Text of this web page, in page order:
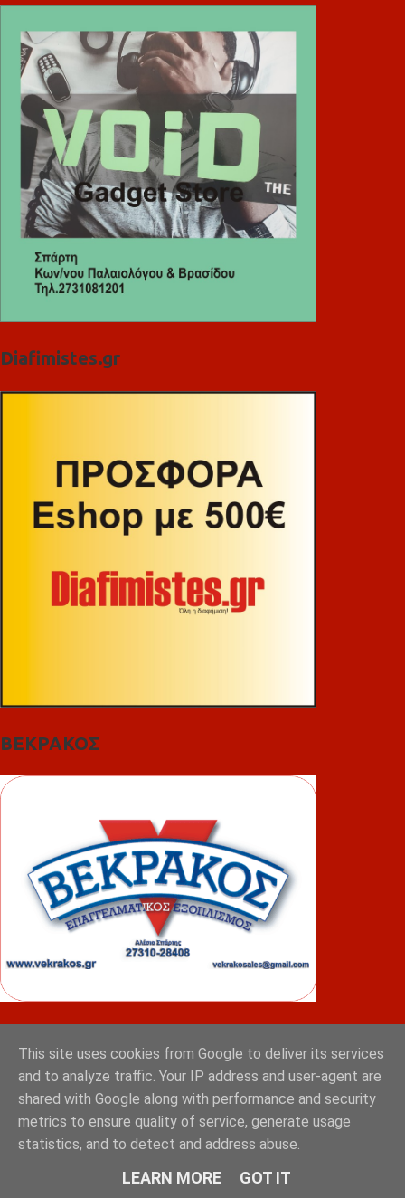
Diafimistes.gr
ΒΕΚΡΑΚΟΣ
This site uses cookies from Google to deliver its services
and to analyze traffic. Your IP address and user-agent are
shared with Google along with performance and security
metrics to ensure quality of service, generate usage
statistics, and to detect and address abuse.
LEARN MORE GOT IT